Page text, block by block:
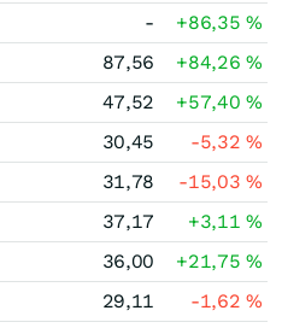
- +86,35%
87,56 +84,26%
47,52 +57,40%
30,45 -5,32%
31,78 -15,03%
37,17 +3,11%
36,00 +21,75%
29,11 -1,62%